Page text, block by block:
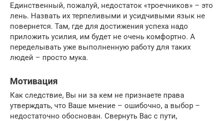
Единственный, пожалуй, недостаток «троечников» – это
лень. Назвать их терпеливыми и усидчивыми язык не
повернется. Там, где для достижения успеха надо
приложить усилия, им будет не очень комфортно. А
переделывать уже выполненную работу для таких
людей – просто мука.
Мотивация
Как следствие, Вы ни за кем не признаете права
утверждать, что Ваше мнение – ошибочно, а выбор –
недостаточно обоснован. Свернуть Вас с пути,